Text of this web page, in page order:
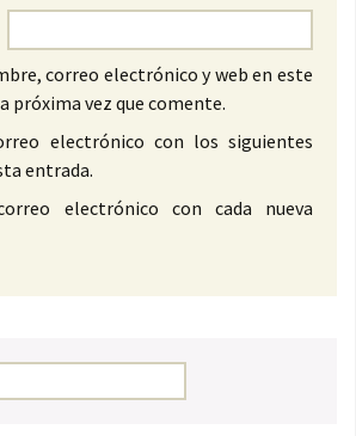
correo electrónico y web en este
próxima vez que comente.
electrónico con los siguientes
entrada.
electrónico con cada nueva